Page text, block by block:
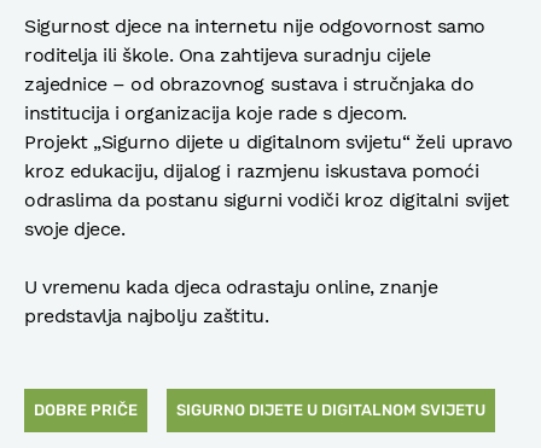
Sigurnost djece na internetu nije odgovornost samo
roditelja ili škole. Ona zahtijeva suradnju cijele
zajednice – od obrazovnog sustava i stručnjaka do
institucija i organizacija koje rade s djecom.
Projekt „Sigurno dijete u digitalnom svijetu“ želi upravo
kroz edukaciju, dijalog i razmjenu iskustava pomoći
odraslima da postanu sigurni vodiči kroz digitalni svijet
svoje djece.
U vremenu kada djeca odrastaju online, znanje
predstavlja najbolju zaštitu.
DOBRE PRIČE SIGURNO DIJETE U DIGITALNOM SVIJETU